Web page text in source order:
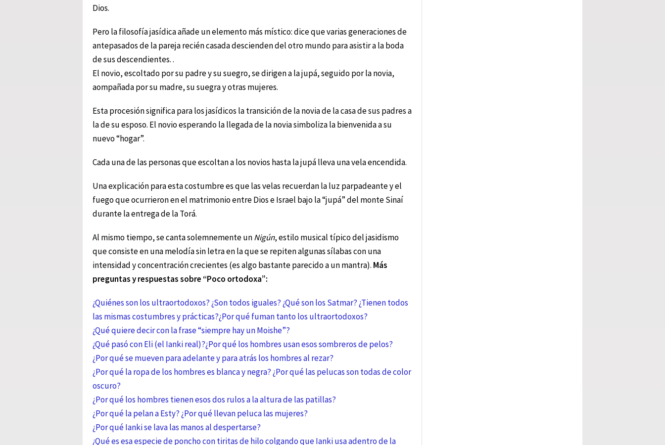
Dios.
Pero la filosofía jasídica añade un elemento más místico: dice que varias generaciones de
antepasados de la pareja recién casada descienden del otro mundo para asistir a la boda
de sus descendientes. .
El novio, escoltado por su padre y su suegro, se dirigen a la jupá, seguido por la novia,
aompañada por su madre, su suegra y otras mujeres.
Esta procesión significa para los jasídicos la transición de la novia de la casa de sus padres a
la de su esposo. El novio esperando la llegada de la novia simboliza la bienvenida a su
nuevo “hogar”.
Cada una de las personas que escoltan a los novios hasta la jupá lleva una vela encendida.
Una explicación para esta costumbre es que las velas recuerdan la luz parpadeante y el
fuego que ocurrieron en el matrimonio entre Dios e Israel bajo la “jupá” del monte Sinaí
durante la entrega de la Torá.
Al mismo tiempo, se canta solemnemente unNigún, estilo musical típico del jasidismo
que consiste en una melodía sin letra en la que se repiten algunas sílabas con una
intensidad y concentración crecientes (es algo bastante parecido a un mantra). Más
preguntas y respuestas sobre “Poco ortodoxa”:
¿Quiénes son los ultraortodoxos? ¿Son todos iguales? ¿Qué son los Satmar? ¿Tienen todos
las mismas costumbres y prácticas?¿Por qué fuman tanto los ultraortodoxos?
¿Qué quiere decir con la frase “siempre hay un Moishe”?
¿Qué pasó con Eli (el Ianki real)?¿Por qué los hombres usan esos sombreros de pelos?
¿Por qué se mueven para adelante y para atrás los hombres al rezar?
¿Por qué la ropa de los hombres es blanca y negra? ¿Por qué las pelucas son todas de color
oscuro?
¿Por qué los hombres tienen esos dos rulos a la altura de las patillas?
¿Por qué la pelan a Esty? ¿Por qué llevan peluca las mujeres?
¿Por qué Ianki se lava las manos al despertarse?
¿Qué es esa especie de poncho con tiritas de hilo colgando que Ianki usa adentro de la